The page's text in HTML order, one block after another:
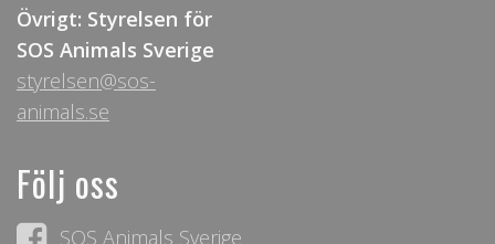
Övrigt: Styrelsen för
SOS Animals Sverige
styrelsen@sos-
animals.se
Följ oss
SOS Animals Sverige